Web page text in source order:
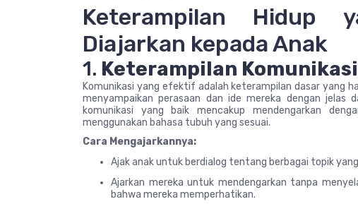
Keterampilan Hidup
Diajarkan kepada Anak
1. Keterampilan Komunikasi
Komunikasi yang efektif adalah keterampilan dasar yang
menyampaikan perasaan dan ide mereka dengan jelas
komunikasi yang baik mencakup mendengarkan
menggunakan bahasa tubuh yang sesuai.
Cara Mengajarkannya:
Ajak anak untuk berdialog tentang berbagai topik
Ajarkan mereka untuk mendengarkan tanpa
bahwa mereka memperhatikan.